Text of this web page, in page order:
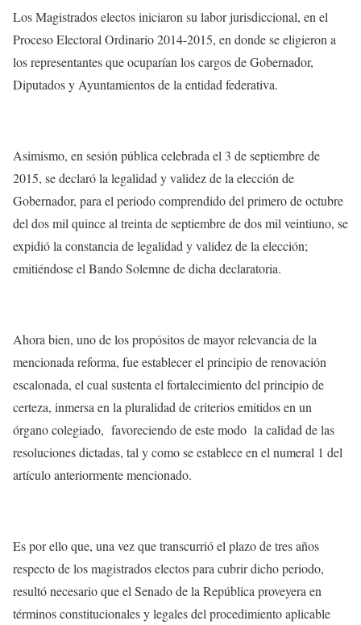
Los Magistrados electos iniciaron su labor jurisdiccional, en el
Proceso Electoral Ordinario 2014-2015, en donde se eligieron a
los representantes que ocuparían los cargos de Gobernador,
Diputados y Ayuntamientos de la entidad federativa.
Asimismo, en sesión pública celebrada el 3 de septiembre de
2015, se declaró la legalidad y validez de la elección de
Gobernador, para el periodo comprendido del primero de octubre
del dos mil quince al treinta de septiembre de dos mil veintiuno, se
expidió la constancia de legalidad y validez de la elección;
emitiéndose el Bando Solemne de dicha declaratoria.
Ahora bien, uno de los propósitos de mayor relevancia de la
mencionada reforma, fue establecer el principio de renovación
escalonada, el cual sustenta el fortalecimiento del principio de
certeza, inmersa en la pluralidad de criterios emitidos en un
órgano colegiado, favoreciendo de este modo la calidad de las
resoluciones dictadas, tal y como se establece en el numeral 1 del
artículo anteriormente mencionado.
Es por ello que, una vez que transcurrió el plazo de tres años
respecto de los magistrados electos para cubrir dicho periodo,
resultó necesario que el Senado de la República proveyera en
términos constitucionales y legales del procedimiento aplicable